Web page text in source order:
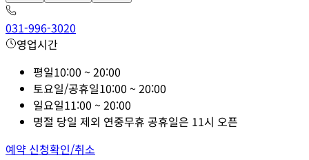
031-996-3020
영업시간
평일10:00 ~ 20:00
토요일/공휴일10:00 ~ 20:00
일요일11:00 ~ 20:00
명절 당일 제외 연중무휴 공휴일은 11시 오픈
예약 신청확인/취소